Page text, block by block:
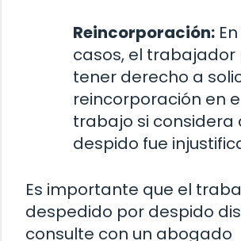
Reincorporación:
casos, el trabajador
tener derecho a
reincorporación en
trabajo si considera
despido fue
Es importante que el
despedido por despido
consulte con un abogado